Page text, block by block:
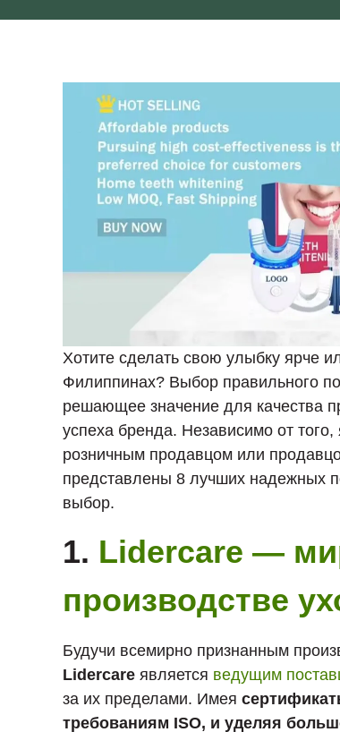
Хотите сделать свою улыбку ярче
Филиппинах? Выбор правильного
решающее значение для качества
успеха бренда. Независимо от
розничным продавцом или
представлены 8 лучших надежных
выбор.
1. Lidercare —
производстве
Будучи всемирно признанным
Lidercare является ведущим
за их пределами. Имея
требованиям ISO, и уделяя